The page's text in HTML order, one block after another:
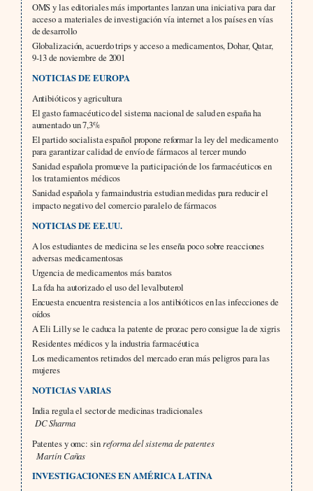
OMS y las editoriales más importantes lanzan una iniciativa para dar
acceso a materiales de investigación vía internet a los países en vías
de desarrollo
Globalización, acuerdo trips y acceso a medicamentos, Dohar, Qatar,
9-13 de noviembre de 2001
NOTICIAS DE EUROPA
Antibióticos y agricultura
El gasto farmacéutico del sistema nacional de salud en españa ha
aumentado un 7,3%
El partido socialista español propone reformar la ley del medicamento
para garantizar calidad de envío de fármacos al tercer mundo
Sanidad española promueve la participación de los farmacéuticos en
los tratamientos médicos
Sanidad española y farmaindustria estudian medidas para reducir el
impacto negativo del comercio paralelo de fármacos
NOTICIAS DE EE.UU.
A los estudiantes de medicina se les enseña poco sobre reacciones
adversas medicamentosas
Urgencia de medicamentos más baratos
La fda ha autorizado el uso del levalbuterol
Encuesta encuentra resistencia a los antibióticos en las infecciones de
oídos
A Eli Lilly se le caduca la patente de prozac pero consigue la de xigris
Residentes médicos y la industria farmacéutica
Los medicamentos retirados del mercado eran más peligros para las
mujeres
NOTICIAS VARIAS
India regula el sector de medicinas tradicionales
DC Sharma
Patentes y omc: sin reforma del sistema de patentes
Martín Cañas
INVESTIGACIONES EN AMÉRICA LATINA